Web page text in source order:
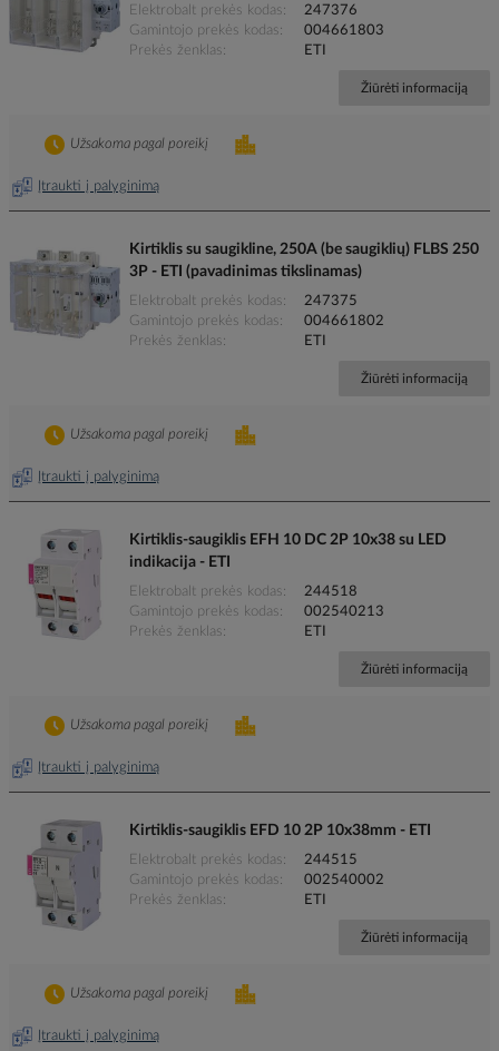
Elektrobalt prekės kodas
247376
Gamintojo prekės kodas
004661803
Prekės ženklas
ETI
Žiūrėti informaciją
Įtraukti į palyginimą
Užsakoma pagal poreikį
Kirtiklis su saugikline, 250A (be saugiklių) FLBS 250
3P - ETI (pavadinimas tikslinamas)
Elektrobalt prekės kodas
247375
Gamintojo prekės kodas
004661802
Prekės ženklas
ETI
Žiūrėti informaciją
Įtraukti į palyginimą
Užsakoma pagal poreikį
Kirtiklis-saugiklis EFH 10 DC 2P 10x38 su LED
indikacija - ETI
Elektrobalt prekės kodas
244518
Gamintojo prekės kodas
002540213
Prekės ženklas
ETI
Žiūrėti informaciją
Įtraukti į palyginimą
Užsakoma pagal poreikį
Kirtiklis-saugiklis EFD 10 2P 10x38mm - ETI
Elektrobalt prekės kodas
244515
Gamintojo prekės kodas
002540002
Prekės ženklas
ETI
Žiūrėti informaciją
Įtraukti į palyginimą
Užsakoma pagal poreikį